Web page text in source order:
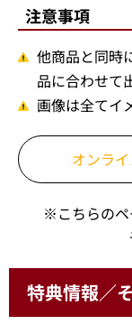
注意事項
他商品と同時
品に合わせて
画像は全てイ
オンラ
※こちらのペ
特典情報／